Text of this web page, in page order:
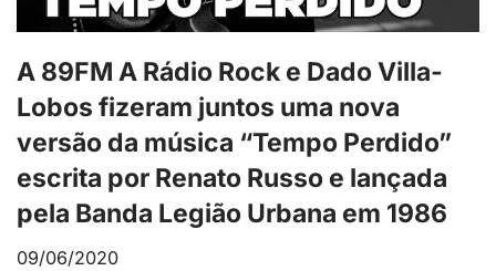
A 89FM A Rádio Rock e Dado Villa-
Lobos fizeram juntos uma nova
versão da música “Tempo Perdido”
escrita por Renato Russo e lançada
pela Banda Legião Urbana em 1986
09/06/2020